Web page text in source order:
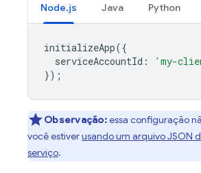
Node.js Java Python
initializeApp({
serviceAccountId :
'my-
});
Observação:essa configuração
você estiverusando um arquivo JSON
serviço.